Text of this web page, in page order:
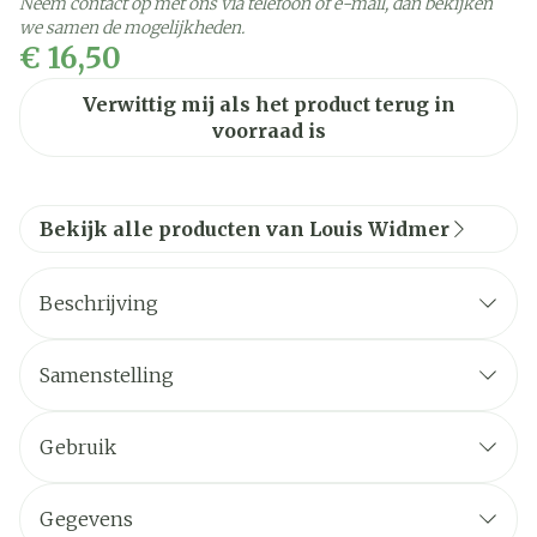
€ 16,50
Verwittig mij als het product terug in
voorraad is
we samen de mogelijkheden.
Bekijk alle producten van Louis Widmer
Beschrijving
Samenstelling
Gebruik
Gegevens